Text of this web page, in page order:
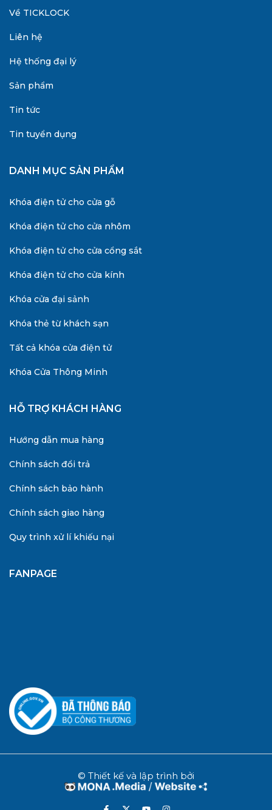
Về TICKLOCK
Liên hệ
Hệ thống đại lý
Sản phẩm
Tin tức
Tin tuyển dụng
DANH MỤC SẢN PHẨM
Khóa điện tử cho cửa gỗ
Khóa điện tử cho cửa nhôm
Khóa điện tử cho cửa cổng sắt
Khóa điện tử cho cửa kính
Khóa cửa đại sảnh
Khóa thẻ từ khách sạn
Tất cả khóa cửa điện tử
Khóa Cửa Thông Minh
HỖ TRỢ KHÁCH HÀNG
Hướng dẫn mua hàng
Chính sách đổi trả
Chính sách bảo hành
Chính sách giao hàng
Quy trình xử lí khiếu nại
FANPAGE
© Thiết kế và lập trình bởi